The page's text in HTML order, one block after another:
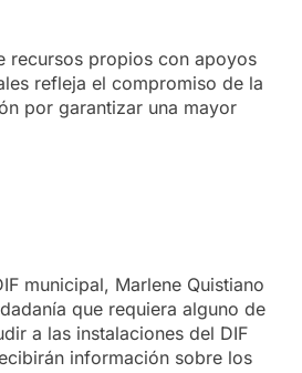
recursos propios con apoyos
refleja el compromiso de la
por garantizar una mayor
municipal, Marlene Quistiano
que requiera alguno de
a las instalaciones del DIF
información sobre los